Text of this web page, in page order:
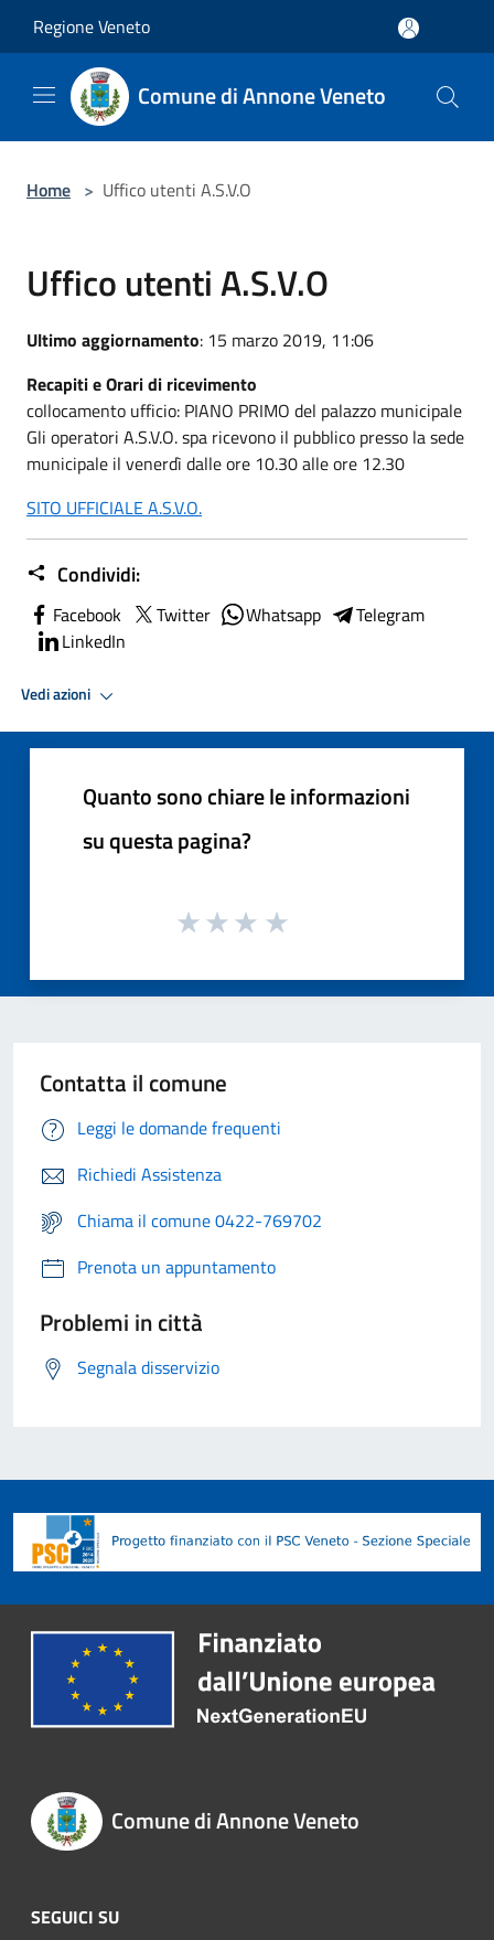
Regione Veneto
Comune di Annone Veneto
Home > Uffico utenti A.S.V.O
Uffico utenti A.S.V.O
Ultimo aggiornamento: 15 marzo 2019, 11:06
Recapiti e Orari di ricevimento
collocamento ufficio: PIANO PRIMO del palazzo municipale
Gli operatori A.S.V.O. spa ricevono il pubblico presso la sede
municipale il venerdì dalle ore 10.30 alle ore 12.30
SITO UFFICIALE A.S.V.O.
Condividi:
Facebook Twitter Whatsapp
Telegram
LinkedIn
Vedi azioni
Quanto sono chiare le informazioni
su questa pagina?
Contatta il comune
Leggi le domande frequenti
Richiedi Assistenza
Chiama il comune 0422-769702
Prenota un appuntamento
Problemi in città
Segnala disservizio
Comune di Annone Veneto
SEGUICI SU